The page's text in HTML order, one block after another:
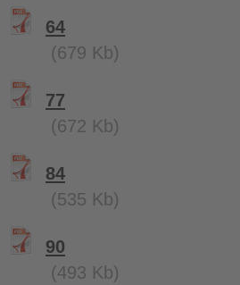
64
(679 Kb)
77
(672 Kb)
84
(535 Kb)
90
(493 Kb)